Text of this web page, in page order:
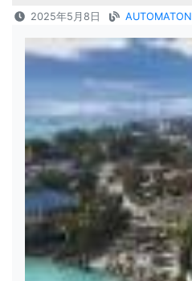
2025年5月8日 AUTOMATON